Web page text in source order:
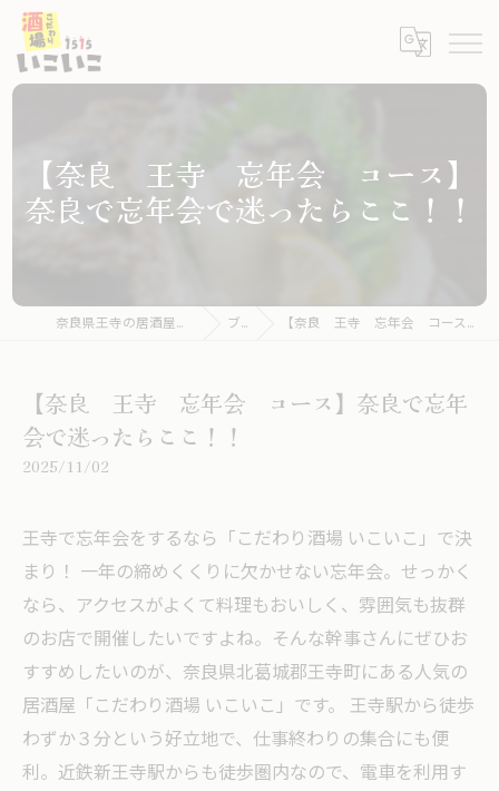
【奈良 王寺 忘年会 コース】
奈良で忘年会で迷ったらここ！！
奈良県王寺の居酒屋ならこだわり酒場いこいこ ブログ 【奈良 王寺 忘年会 コース】奈良で忘年会で迷ったらここ！！
【奈良 王寺 忘年会 コース】奈良で忘年
会で迷ったらここ！！
2025/11/02
王寺で忘年会をするなら「こだわり酒場 いこいこ」で決
まり！ 一年の締めくくりに欠かせない忘年会。せっかく
なら、アクセスがよくて料理もおいしく、雰囲気も抜群
のお店で開催したいですよね。そんな幹事さんにぜひお
すすめしたいのが、奈良県北葛城郡王寺町にある人気の
居酒屋「こだわり酒場 いこいこ」です。 王寺駅から徒歩
わずか３分という好立地で、仕事終わりの集合にも便
利。近鉄新王寺駅からも徒歩圏内なので、電車を利用す